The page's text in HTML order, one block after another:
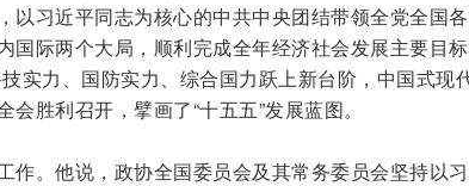
以习近平同志为核心的中共中央团结带领全党全国各
国际两个大局，顺利完成全年经济社会发展主要目
实力、国防实力、综合国力跃上新台阶，中国式现
胜利召开，擘画了“十五五”发展蓝图。
作。他说，政协全国委员会及其常务委员会坚持以